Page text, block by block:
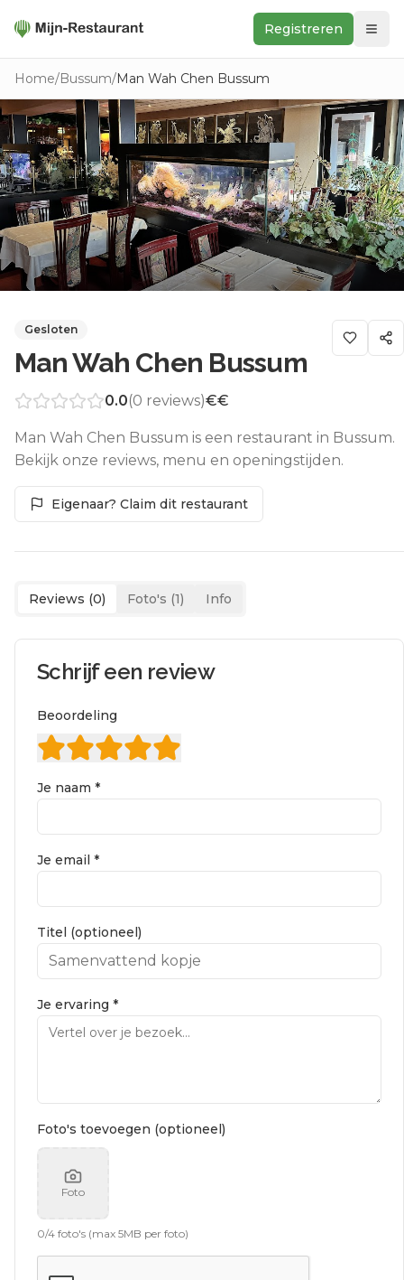
Registreren
Zoeken
In de buurt
Ontdek
Keukens
Foodwall
Reviews
Home/Bussum/Man Wah Chen Bussum
Gesloten
Man Wah Chen Bussum
0.0(0 reviews)€€
Man Wah Chen Bussum is een restaurant in Bussum.
Bekijk onze reviews, menu en openingstijden.
Eigenaar? Claim dit restaurant
Reviews (0) Foto's (1) Info
Schrijf een review
Beoordeling
Je naam *
Je email *
Titel (optioneel)
Je ervaring *
Foto's toevoegen (optioneel)
Foto
0/4 foto's (max 5MB per foto)